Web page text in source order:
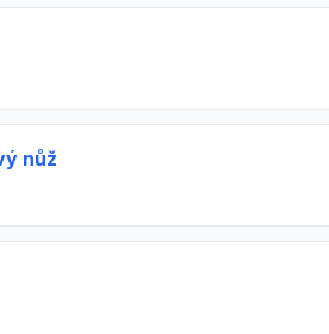
nůž